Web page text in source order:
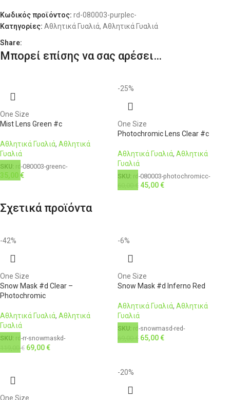
Κωδικός προϊόντος: rd-080003-purplec-
Κατηγορίες: Αθλητικά Γυαλιά, Αθλητικά Γυαλιά
Share:
Μπορεί επίσης να σας αρέσει…
One Size
Mist Lens Green #c
Αθλητικά Γυαλιά, Αθλητικά
Γυαλιά
SKU: rd-080003-greenc-
35,00 €
-25%
One Size
Photochromic Lens Clear #c
Αθλητικά Γυαλιά, Αθλητικά
Γυαλιά
SKU: rd-080003-photochromicc-
€ 45,00€
Σχετικά προϊόντα
-42%
One Size
Snow Mask #d Clear –
Photochromic
Αθλητικά Γυαλιά, Αθλητικά
Γυαλιά
SKU: rd-rr-snowmaskd-
119,00€ 69,00€
-6%
One Size
Snow Mask #d Inferno Red
Αθλητικά Γυαλιά, Αθλητικά
Γυαλιά
SKU: rd-snowmasd-red-
€ 65,00€
One Size
-20%